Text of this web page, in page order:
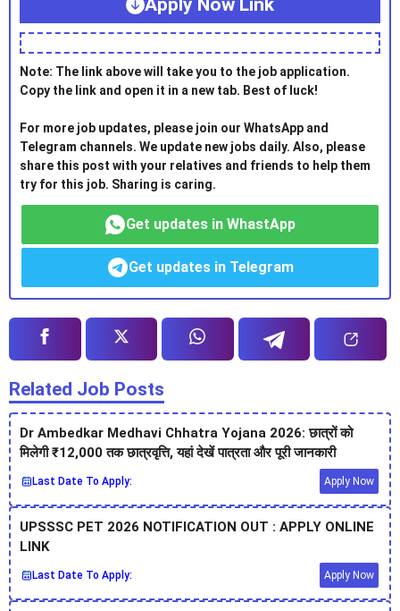
Apply Now Link
Note: The link above will take you to the job application.
Copy the link and open it in a new tab. Best of luck!
For more job updates, please join our WhatsApp and
Telegram channels. We update new jobs daily. Also, please
share this post with your relatives and friends to help them
try for this job. Sharing is caring.
Get updates in WhastApp
Get updates in Telegram
Related Job Posts
Dr Ambedkar Medhavi Chhatra Yojana 2026: छात्रों को
मिलेगी ₹12,000 तक छात्रवृत्ति, यहां देखें पात्रता और पूरी जानकारी
Last Date To Apply: Apply Now
UPSSSC PET 2026 NOTIFICATION OUT : APPLY ONLINE
LINK
Last Date To Apply: Apply Now